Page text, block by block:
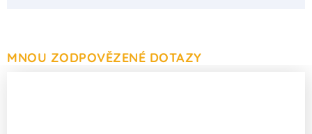
MNOU ZODPOVĚZENÉ DOTAZY